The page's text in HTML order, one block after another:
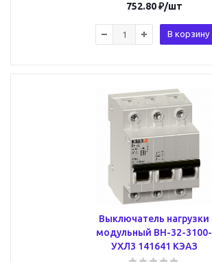
752.80₽/шт
В корзину
Выключатель нагрузки
модульный ВН-32-3100-
УХЛ3 141641 КЭАЗ